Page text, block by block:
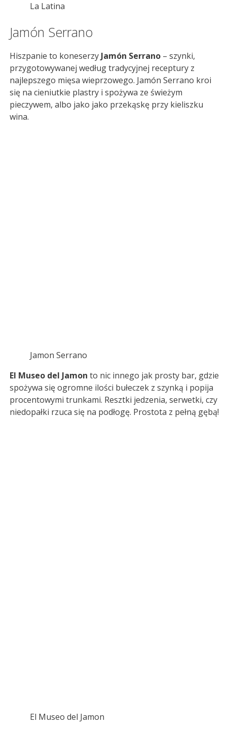
La Latina
Jamón Serrano
Hiszpanie to koneserzy Jamón Serrano – szynki,
przygotowywanej według tradycyjnej receptury z
najlepszego mięsa wieprzowego. Jamón Serrano kroi
się na cieniutkie plastry i spożywa ze świeżym
pieczywem, albo jako jako przekąskę przy kieliszku
wina.
Jamon Serrano
El Museo del Jamon to nic innego jak prosty bar, gdzie
spożywa się ogromne ilości bułeczek z szynką i popija
procentowymi trunkami. Resztki jedzenia, serwetki, czy
niedopałki rzuca się na podłogę. Prostota z pełną gębą!
El Museo del Jamon